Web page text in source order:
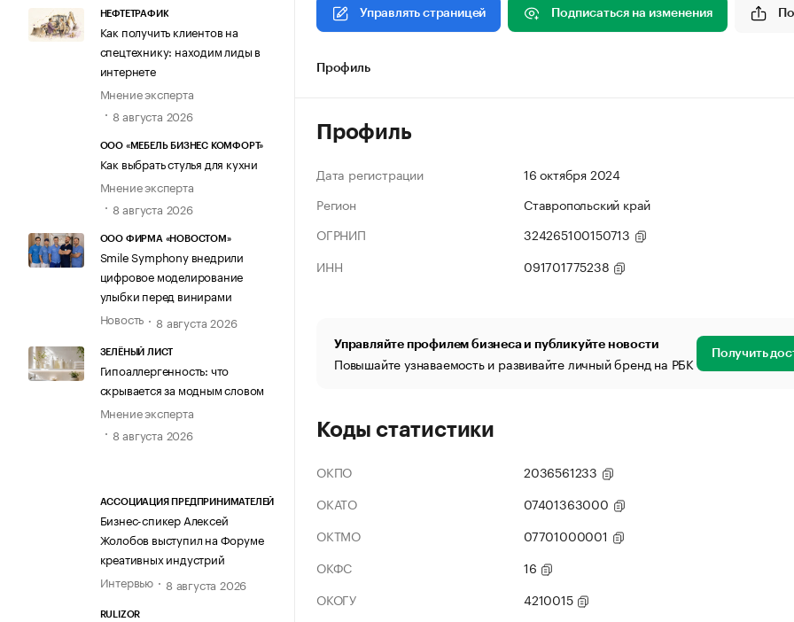
НЕФТЕТРАФИК
Как получить клиентов на
спецтехнику: находим лиды в
интернете
Мнение эксперта
8 августа 2026
ООО «МЕБЕЛЬ БИЗНЕС КОМФОРТ»
Как выбрать стулья для кухни
Мнение эксперта
8 августа 2026
ООО ФИРМА «НОВОСТОМ»
Smile Symphony внедрили
цифровое моделирование
улыбки перед винирами
Новость
8 августа 2026
ЗЕЛЁНЫЙ ЛИСТ
Гипоаллергенность: что
скрывается за модным словом
Мнение эксперта
8 августа 2026
АССОЦИАЦИЯ ПРЕДПРИНИМАТЕЛЕЙ
Бизнес-спикер Алексей
Жолобов выступил на Форуме
креативных индустрий
Интервью
8 августа 2026
RULIZOR
Управлять страницей Подписаться на изменения
Профиль
Профиль
Дата регистрации
16 октября 2024
Регион
Ставропольский край
ОГРНИП
324265100150713
ИНН
091701775238
Управляйте профилем бизнеса и публикуйте новости
Повышайте узнаваемость и развивайте личный бренд на РБК Получить
Коды статистики
ОКПО
2036561233
ОКАТО
07401363000
ОКТМО
07701000001
ОКФС
16
ОКОГУ
4210015